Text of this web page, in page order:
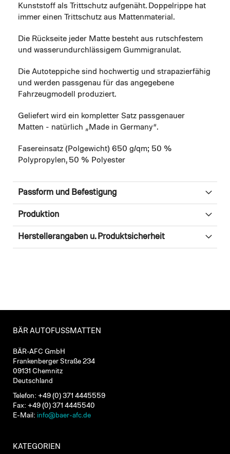
Kunststoff als Trittschutz aufgenäht. Doppelrippe hat
immer einen Trittschutz aus Mattenmaterial.
Die Rückseite jeder Matte besteht aus rutschfestem
und wasserundurchlässigem Gummigranulat.
Die Autoteppiche sind hochwertig und strapazierfähig
und werden passgenau für das angegebene
Fahrzeugmodell produziert.
Geliefert wird ein kompletter Satz passgenauer
Matten - natürlich „Made in Germany“.
Fasereinsatz (Polgewicht) 650 g/qm; 50 %
Polypropylen, 50 % Polyester
Passform und Befestigung
Produktion
Herstellerangaben u. Produktsicherheit
BÄR AUTOFUSSMATTEN
BÄR-AFC GmbH
Frankenberger Straße 234
09131 Chemnitz
Deutschland
Telefon: +49 (0) 371 4445559
Fax: +49 (0) 371 4445540
E-Mail: info@baer-afc.de
KATEGORIEN